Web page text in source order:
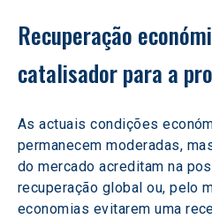
Recuperação
catalisador para a
As actuais condições
permanecem moderadas,
do mercado acreditam na
recuperação global ou, pelo
economias evitarem uma